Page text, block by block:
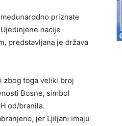
priznate
nacije
predstavljana je država
zbog toga veliki broj
Bosne, simbol
od/branila.
jer Ljiljani imaju